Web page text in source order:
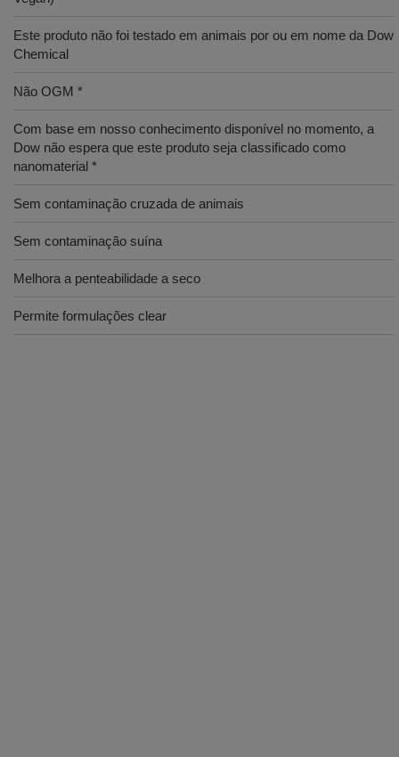
Este produto não foi testado em animais por ou em nome da Dow
Chemical
Não OGM *
Com base em nosso conhecimento disponível no momento, a
Dow não espera que este produto seja classificado como
nanomaterial *
Sem contaminação cruzada de animais
Sem contaminação suína
Melhora a penteabilidade a seco
Permite formulações clear